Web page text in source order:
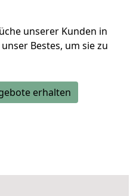
unserer Kunden in
Bestes, um sie zu
erhalten